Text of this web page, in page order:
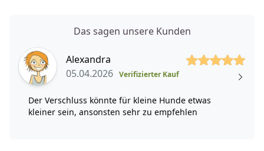
Das sagen unsere Kunden
Alexandra
05.04.2026 Verifizierter Kauf
5 von 5 Sterne
Der Verschluss könnte für kleine Hunde etwas
kleiner sein, ansonsten sehr zu empfehlen